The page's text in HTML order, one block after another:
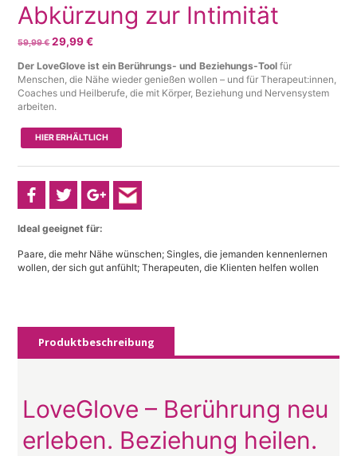
Abkürzung zur Intimität
59,99€Ursprünglicher
war:
59,99 €
29,99€Aktueller
ist:
29,99 €.
Der LoveGlove ist ein Berührungs- und Beziehungs-Tool für
Menschen, die Nähe wieder genießen wollen – und für Therapeut:innen,
Coaches und Heilberufe, die mit Körper, Beziehung und Nervensystem
arbeiten.
HIER ERHÄLTLICH
Ideal geeignet für:
Paare, die mehr Nähe wünschen; Singles, die jemanden kennenlernen
wollen, der sich gut anfühlt; Therapeuten, die Klienten helfen wollen
Produktbeschreibung
LoveGlove – Berührung neu
erleben. Beziehung heilen.